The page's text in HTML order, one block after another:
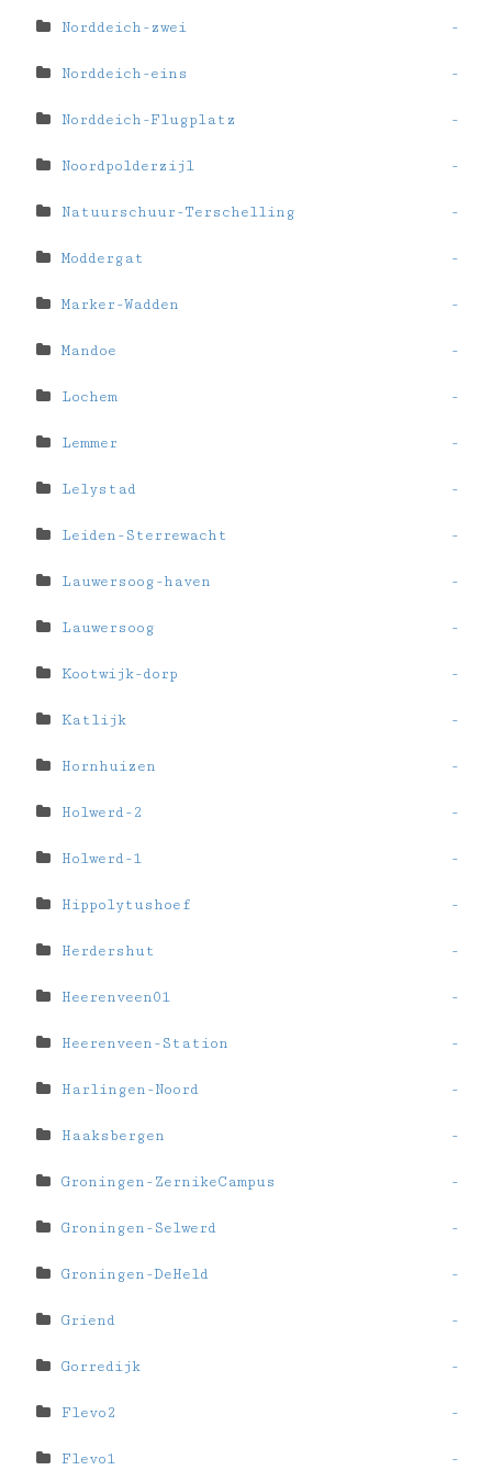
Norddeich-zwei -
Norddeich-eins -
Norddeich-Flugplatz -
Noordpolderzijl -
Natuurschuur-Terschelling -
Moddergat -
Marker-Wadden -
Mandoe -
Lochem -
Lemmer -
Lelystad -
Leiden-Sterrewacht -
Lauwersoog-haven -
Lauwersoog -
Kootwijk-dorp -
Katlijk -
Hornhuizen -
Holwerd-2 -
Holwerd-1 -
Hippolytushoef -
Herdershut -
Heerenveen01 -
Heerenveen-Station -
Harlingen-Noord -
Haaksbergen -
Groningen-ZernikeCampus -
Groningen-Selwerd -
Groningen-DeHeld -
Griend -
Gorredijk -
Flevo2 -
Flevo1 -